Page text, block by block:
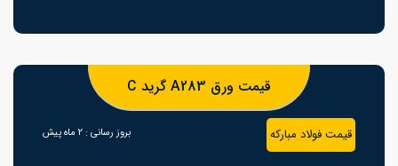
قیمت ورق A283 گرید C
قیمت فولاد مبارکه بروز رسانی : 2 ماه پیش